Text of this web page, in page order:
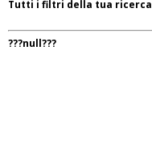
Tutti i filtri della tua ricerca
???null???